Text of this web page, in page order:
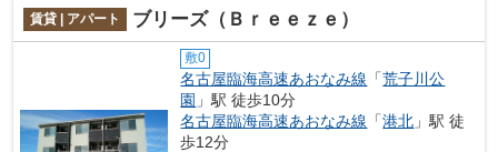
賃貸 | アパート ブリーズ（Ｂｒｅｅｚｅ）
敷0
名古屋臨海高速あおなみ線 「荒子川公
園 」駅 徒歩10分
名古屋臨海高速あおなみ線 「港北 」駅 徒
歩12分